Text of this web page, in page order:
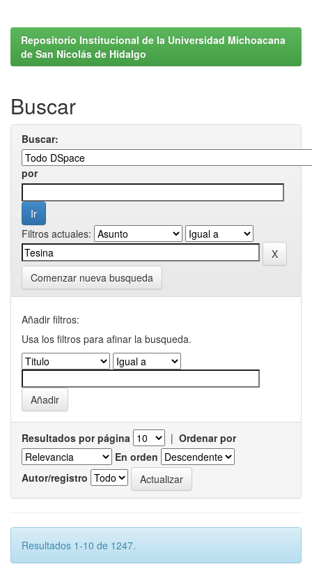
Repositorio Institucional de la Universidad Michoacana
de San Nicolás de Hidalgo
Buscar
Buscar:
por
Filtros actuales:
Comenzar nueva busqueda
Añadir filtros:
Usa los filtros para afinar la busqueda.
Resultados por página | Ordenar por
En orden
Autor/registro
Resultados 1-10 de 1247.